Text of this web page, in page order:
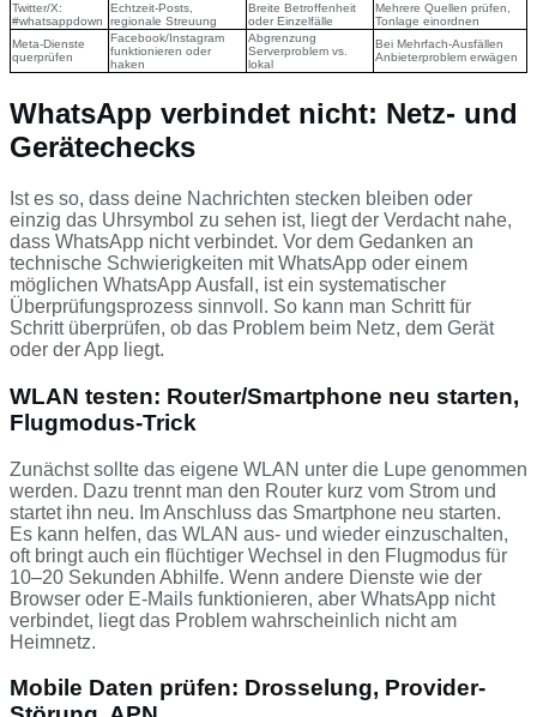
Twitter/X:
#whatsappdown
Echtzeit-Posts,
regionale Streuung
Breite Betroffenheit
oder Einzelfälle
Mehrere Quellen prüfen,
Tonlage einordnen
Meta-Dienste
querprüfen
Facebook/Instagram
funktionieren oder
haken
Abgrenzung
Serverproblem vs.
lokal
Bei Mehrfach-Ausfällen
Anbieterproblem erwägen
WhatsApp verbindet nicht: Netz- und
Gerätechecks
Ist es so, dass deine Nachrichten stecken bleiben oder
einzig das Uhrsymbol zu sehen ist, liegt der Verdacht nahe,
dass WhatsApp nicht verbindet. Vor dem Gedanken an
technische Schwierigkeiten mit WhatsApp oder einem
möglichen WhatsApp Ausfall, ist ein systematischer
Überprüfungsprozess sinnvoll. So kann man Schritt für
Schritt überprüfen, ob das Problem beim Netz, dem Gerät
oder der App liegt.
WLAN testen: Router/Smartphone neu starten,
Flugmodus-Trick
Zunächst sollte das eigene WLAN unter die Lupe genommen
werden. Dazu trennt man den Router kurz vom Strom und
startet ihn neu. Im Anschluss das Smartphone neu starten.
Es kann helfen, das WLAN aus- und wieder einzuschalten,
oft bringt auch ein flüchtiger Wechsel in den Flugmodus für
10–20 Sekunden Abhilfe. Wenn andere Dienste wie der
Browser oder E-Mails funktionieren, aber WhatsApp nicht
verbindet, liegt das Problem wahrscheinlich nicht am
Heimnetz.
Mobile Daten prüfen: Drosselung, Provider-